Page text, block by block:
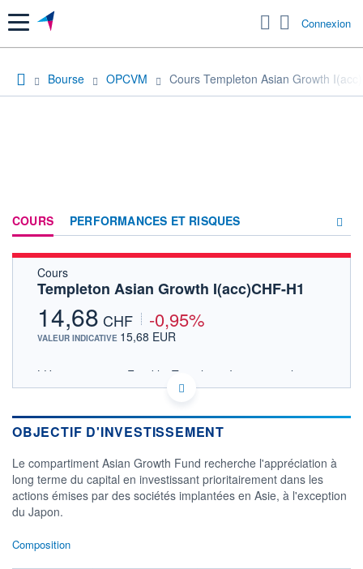
Menu Connexion
Bourse OPCVM Cours Templeton Asian Growth
COURS PERFORMANCES ET RISQUES
Cours
Templeton Asian Growth I(acc)CHF-H1
14,68 CHF -0,95%
VALEUR INDICATIVE 15,68 EUR
LU0543330640 - Franklin Templeton International
Services S.à r.l.
Consulter le prospectus / DIC
15
20
OBJECTIF D'INVESTISSEMENT
Le compartiment Asian Growth Fund recherche l'appréciation à
long terme du capital en investissant prioritairement dans les
actions émises par des sociétés implantées en Asie, à l'exception
du Japon.
Composition